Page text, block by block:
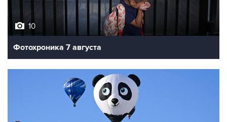
10
Фотохроника 7 августа